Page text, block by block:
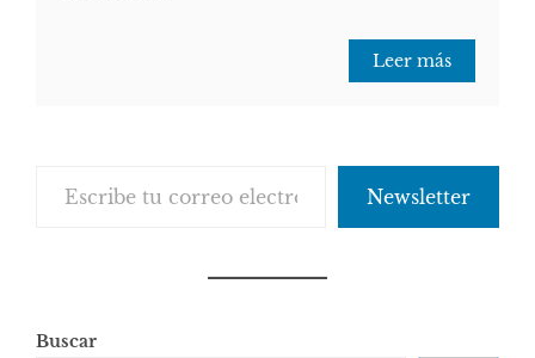
Leer más
Newsletter
Buscar